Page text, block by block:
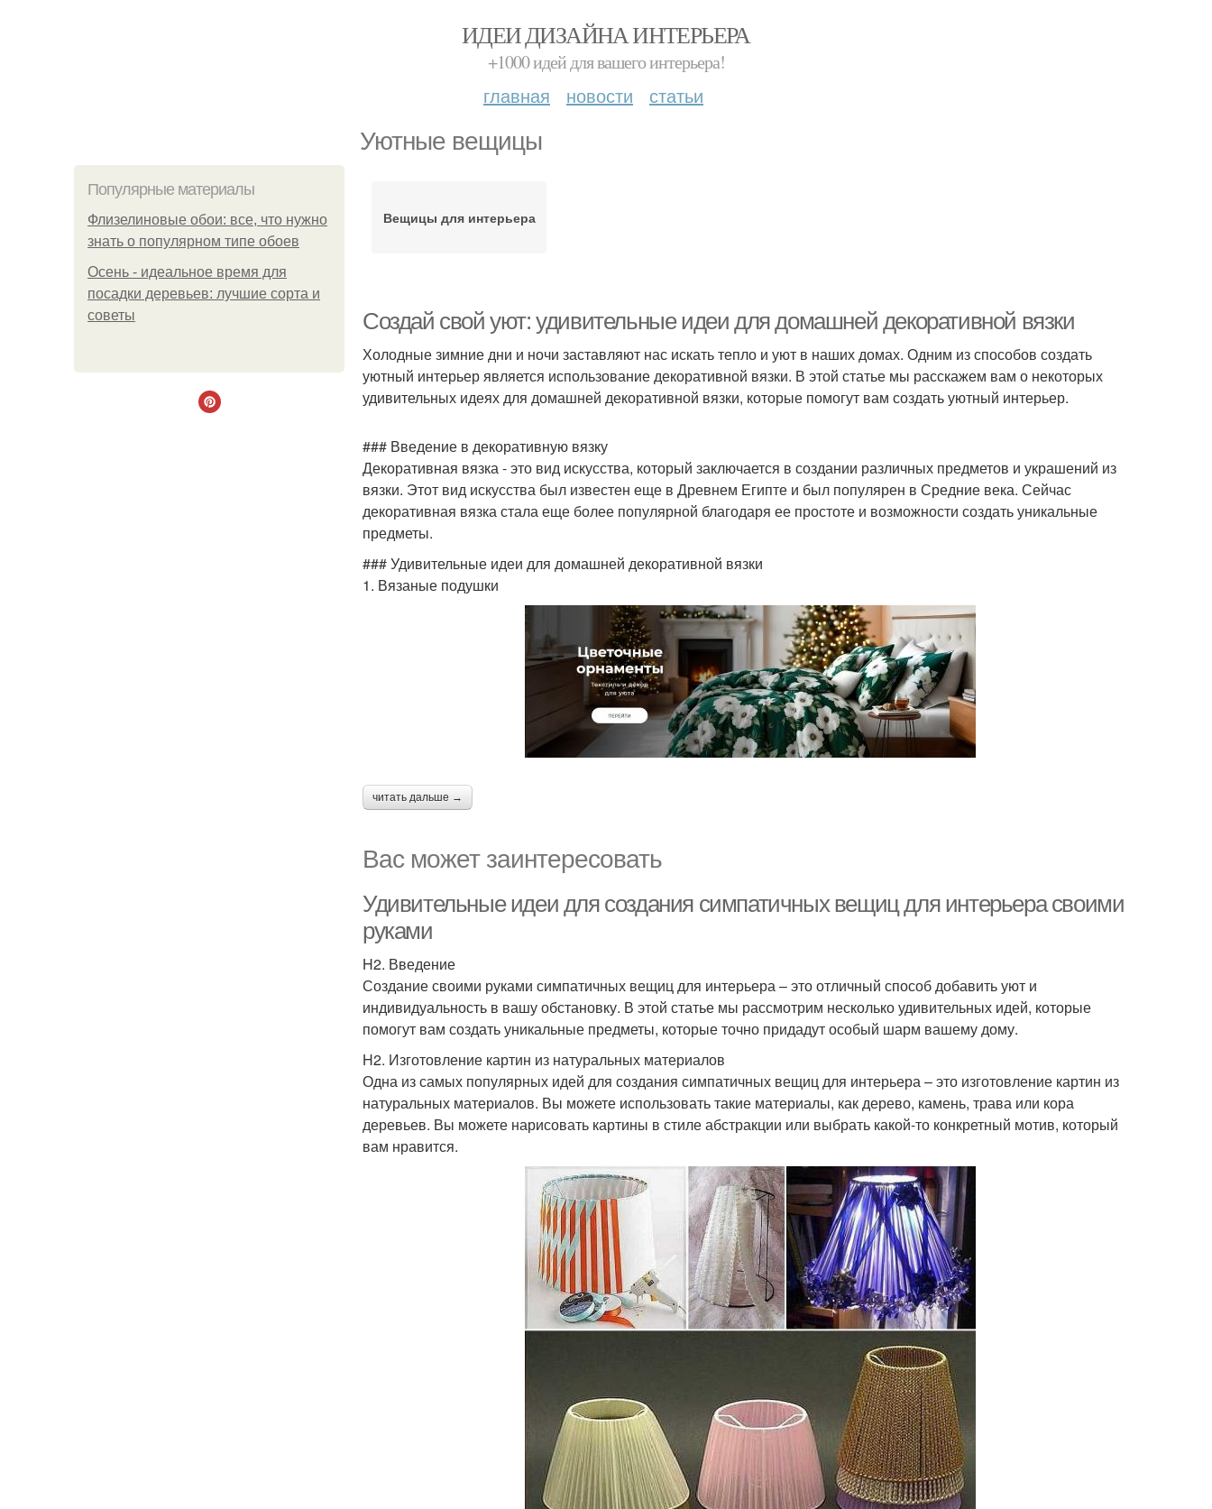
ИДЕИ ДИЗАЙНА ИНТЕРЬЕРА
+1000 идей для вашего интерьера!
главная новости статьи
Уютные вещицы
Популярные материалы
Флизелиновые обои: все, что нужно
знать о популярном типе обоев
Осень - идеальное время для
посадки деревьев: лучшие сорта и
советы
Вещицы для интерьера
Создай свой уют: удивительные идеи для домашней декоративной вязки
Холодные зимние дни и ночи заставляют нас искать тепло и уют в наших домах. Одним из способов создать
уютный интерьер является использование декоративной вязки. В этой статье мы расскажем вам о некоторых
удивительных идеях для домашней декоративной вязки, которые помогут вам создать уютный интерьер.
### Введение в декоративную вязку
Декоративная вязка - это вид искусства, который заключается в создании различных предметов и украшений из
вязки. Этот вид искусства был известен еще в Древнем Египте и был популярен в Средние века. Сейчас
декоративная вязка стала еще более популярной благодаря ее простоте и возможности создать уникальные
предметы.
### Удивительные идеи для домашней декоративной вязки
1. Вязаные подушки
читать дальше →
Вас может заинтересовать
Удивительные идеи для создания симпатичных вещиц для интерьера своими
руками
H2. Введение
Создание своими руками симпатичных вещиц для интерьера – это отличный способ добавить уют и
индивидуальность в вашу обстановку. В этой статье мы рассмотрим несколько удивительных идей, которые
помогут вам создать уникальные предметы, которые точно придадут особый шарм вашему дому.
H2. Изготовление картин из натуральных материалов
Одна из самых популярных идей для создания симпатичных вещиц для интерьера – это изготовление картин из
натуральных материалов. Вы можете использовать такие материалы, как дерево, камень, трава или кора
деревьев. Вы можете нарисовать картины в стиле абстракции или выбрать какой-то конкретный мотив, который
вам нравится.